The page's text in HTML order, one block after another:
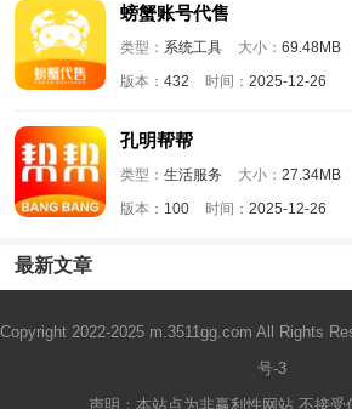
螃蟹账号代售
类型： 系统工具 大小： 69.48MB
版本： 432 时间： 2025-12-26
孔明帮帮
类型： 生活服务 大小： 27.34MB
版本： 100 时间： 2025-12-26
最新文章
Copyright 2022-2025 m.3511gg.com All Rights
号-3
声明：本站点为非赢利性网站 不接受